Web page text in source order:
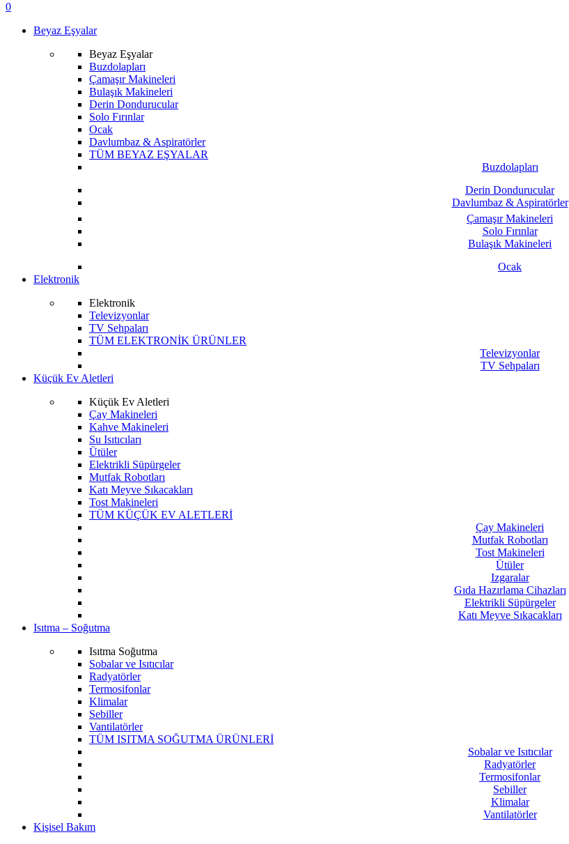
0
Beyaz Eşyalar
Beyaz Eşyalar
Buzdolapları
Çamaşır Makineleri
Bulaşık Makineleri
Derin Dondurucular
Solo Fırınlar
Ocak
Davlumbaz & Aspiratörler
TÜM BEYAZ EŞYALAR
Buzdolapları
Derin Dondurucular
Davlumbaz & Aspiratörler
Çamaşır Makineleri
Solo Fırınlar
Bulaşık Makineleri
Ocak
Elektronik
Elektronik
Televizyonlar
TV Sehpaları
TÜM ELEKTRONİK ÜRÜNLER
Televizyonlar
TV Sehpaları
Küçük Ev Aletleri
Küçük Ev Aletleri
Çay Makineleri
Kahve Makineleri
Su Isıtıcıları
Ütüler
Elektrikli Süpürgeler
Mutfak Robotları
Katı Meyve Sıkacakları
Tost Makineleri
TÜM KÜÇÜK EV ALETLERİ
Çay Makineleri
Mutfak Robotları
Tost Makineleri
Ütüler
Izgaralar
Gıda Hazırlama Cihazları
Elektrikli Süpürgeler
Katı Meyve Sıkacakları
Isıtma – Soğutma
Isıtma Soğutma
Sobalar ve Isıtıcılar
Radyatörler
Termosifonlar
Klimalar
Sebiller
Vantilatörler
TÜM ISITMA SOĞUTMA ÜRÜNLERİ
Sobalar ve Isıtıcılar
Radyatörler
Termosifonlar
Sebiller
Klimalar
Vantilatörler
Kişisel Bakım